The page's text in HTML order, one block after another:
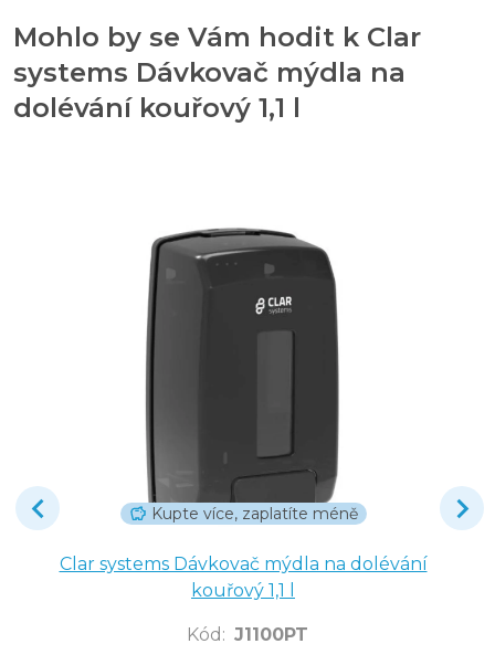
Mohlo by se Vám hodit k Clar
systems Dávkovač mýdla na
dolévání kouřový 1,1 l
Kupte více, zaplatíte méně
Clar systems Dávkovač mýdla na dolévání
kouřový 1,1 l
Kód : J1100PT